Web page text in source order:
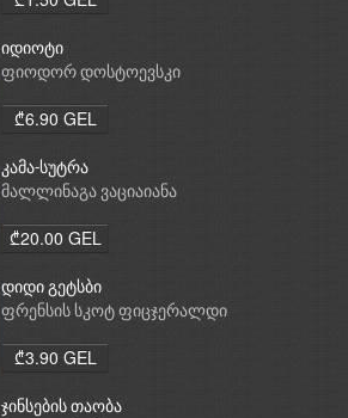
იდიოტი
ფიოდორ დოსტოევსკი
₾6.90 GEL
კამა-სუტრა
მალლინაგა ვაციაიანა
₾20.00 GEL
დიდი გეტსბი
ფრენსის სკოტ ფიცჯერალდი
₾3.90 GEL
ჯინსების თაობა